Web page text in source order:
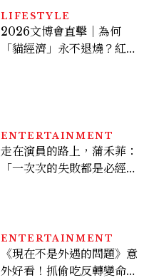
LIFESTYLE
2026文博會直擊｜為何
「貓經濟」永不退燒？紅到
ENTERTAINMENT
走在演員的路上，蒲禾菲：
「一次次的失敗都是必經過
ENTERTAINMENT
《現在不是外遇的問題》意
外好看！抓偷吃反轉變命